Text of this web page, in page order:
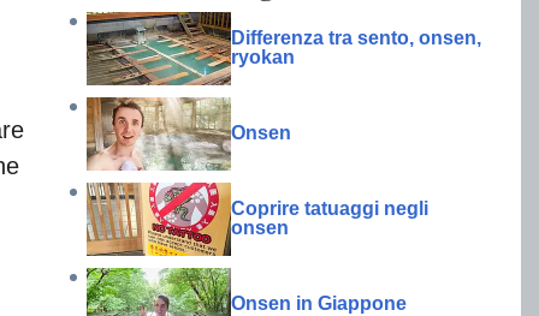
Differenza tra sento, onsen,
ryokan
Onsen
Coprire tatuaggi negli
onsen
Onsen in Giappone